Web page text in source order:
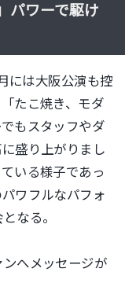
パワーで駆け
には大阪公演も控
たこ焼き、モダ
もスタッフやダ
盛り上がりまし
いる様子であっ
パワフルなパフォ
となる。
へメッセージが